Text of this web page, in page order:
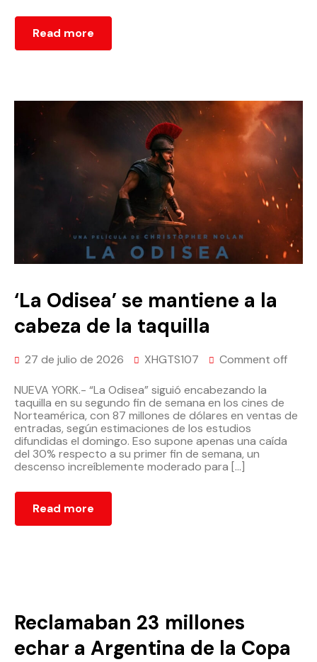
Read more
‘La Odisea’ se mantiene a la
cabeza de la taquilla
27 de julio de 2026 XHGTS107 Comment off
NUEVA YORK.- “La Odisea” siguió encabezando la
taquilla en su segundo fin de semana en los cines de
Norteamérica, con 87 millones de dólares en ventas de
entradas, según estimaciones de los estudios
difundidas el domingo. Eso supone apenas una caída
del 30% respecto a su primer fin de semana, un
descenso increíblemente moderado para […]
Read more
Reclamaban 23 millones
echar a Argentina de la Copa